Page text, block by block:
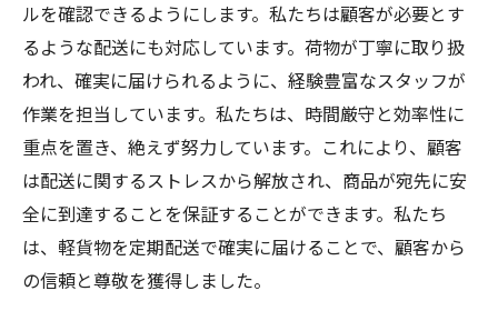
ルを確認できるようにします。私たちは顧客が必要とす
るような配送にも対応しています。荷物が丁寧に取り扱
われ、確実に届けられるように、経験豊富なスタッフが
作業を担当しています。私たちは、時間厳守と効率性に
重点を置き、絶えず努力しています。これにより、顧客
は配送に関するストレスから解放され、商品が宛先に安
全に到達することを保証することができます。私たち
は、軽貨物を定期配送で確実に届けることで、顧客から
の信頼と尊敬を獲得しました。